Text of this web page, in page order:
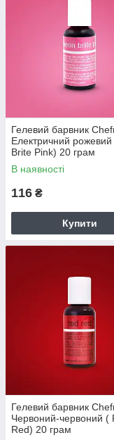
Гелевий барвник
Електричний
Brite Pink) 20 грам
В наявності
116 ₴
Купити
Гелевий барвник
Червоний-червоний (
Red) 20 грам